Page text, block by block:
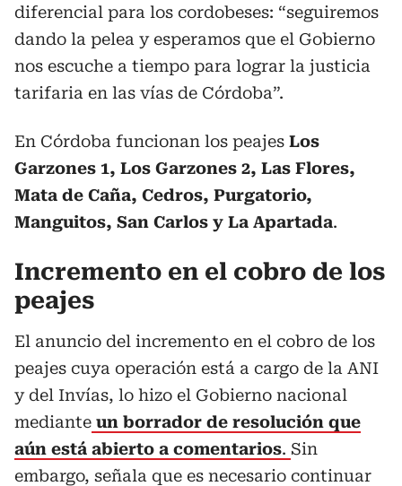
diferencial para los cordobeses: “seguiremos
dando la pelea y esperamos que el Gobierno
nos escuche a tiempo para lograr la justicia
tarifaria en las vías de Córdoba”.
En Córdoba funcionan los peajes Los
Garzones 1, Los Garzones 2, Las Flores,
Mata de Caña, Cedros, Purgatorio,
Manguitos, San Carlos y La Apartada.
Incremento en el cobro de los
peajes
El anuncio del incremento en el cobro de los
peajes cuya operación está a cargo de la ANI
y del Invías, lo hizo el Gobierno nacional
mediante un borrador de resolución que
aún está abierto a comentarios. Sin
embargo, señala que es necesario continuar